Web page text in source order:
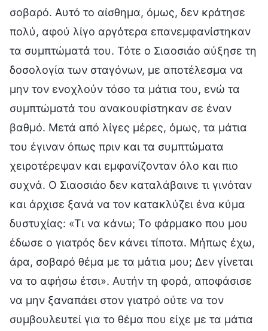
σοβαρό. Αυτό το αίσθημα, όμως, δεν κράτησε
πολύ, αφού λίγο αργότερα επανεμφανίστηκαν
τα συμπτώματά του. Τότε ο Σιαοσιάο αύξησε τη
δοσολογία των σταγόνων, με αποτέλεσμα να
μην τον ενοχλούν τόσο τα μάτια του, ενώ τα
συμπτώματά του ανακουφίστηκαν σε έναν
βαθμό. Μετά από λίγες μέρες, όμως, τα μάτια
του έγιναν όπως πριν και τα συμπτώματα
χειροτέρεψαν και εμφανίζονταν όλο και πιο
συχνά. Ο Σιαοσιάο δεν καταλάβαινε τι γινόταν
και άρχισε ξανά να τον κατακλύζει ένα κύμα
δυστυχίας: «Τι να κάνω; Το φάρμακο που μου
έδωσε ο γιατρός δεν κάνει τίποτα. Μήπως έχω,
άρα, σοβαρό θέμα με τα μάτια μου; Δεν γίνεται
να το αφήσω έτσι». Αυτήν τη φορά, αποφάσισε
να μην ξαναπάει στον γιατρό ούτε να τον
συμβουλευτεί για το θέμα που είχε με τα μάτια